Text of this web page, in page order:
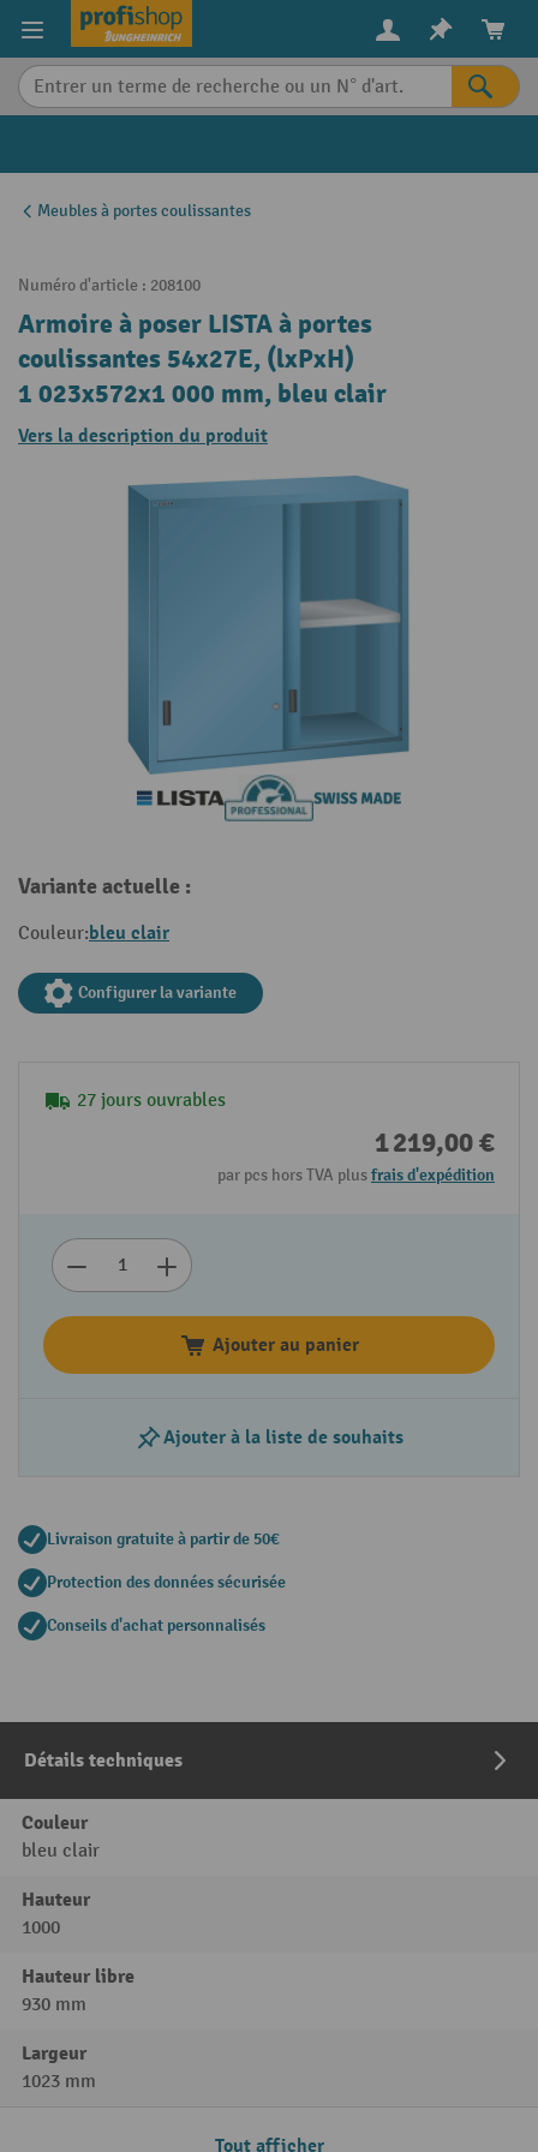
content
Meubles à portes coulissantes
Numéro d'article : 208100
Armoire à poser LISTA à portes
coulissantes 54x27E, (lxPxH)
1 023x572x1 000 mm, bleu clair
Vers la description du produit
Variante actuelle :
Couleur:bleu clair
Configurer la variante
27 jours ouvrables
1 219,00 €
par pcs hors TVA plusfrais d'expédition
Ajouter au panier
Ajouter à la liste de souhaits
Livraison gratuite à partir de 50€
Protection des données sécurisée
Conseils d'achat personnalisés
Détails techniques
Couleur
bleu clair
Hauteur
1000
Hauteur libre
930 mm
Largeur
1023 mm
Tout afficher